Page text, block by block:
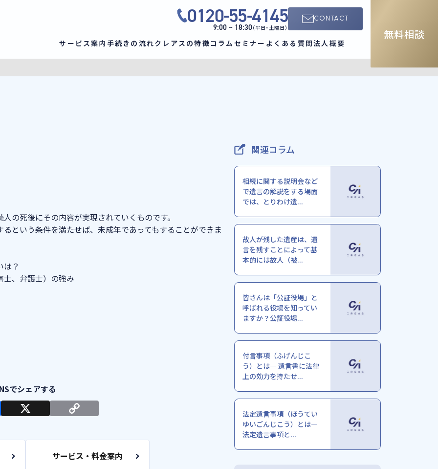
0120-55-4145
9:00 ~ 18:30（平日・土曜日）
CONTACT
サービス案内 手続きの流れクレアスの特徴コラム セミナー よくある質問法人概要
無料相談
の死後にその内容が実現されていくものです。
という条件を満たせば、未成年であってもすることができま
？
、弁護士）の強み
サービス・料金案内
関連コラム
相続に関する説明会など
で遺言の解説をする場面
では、とりわけ遺...
故人が残した遺産は、遺
言を残すことによって基
本的には故人（被...
皆さんは「公証役場」と
呼ばれる役場を知ってい
ますか？公証役場...
付言事項（ふげんじこ
う）とは― 遺言書に法律
上の効力を持たせ...
法定遺言事項（ほうてい
ゆいごんじこう）とは―
法定遺言事項と...